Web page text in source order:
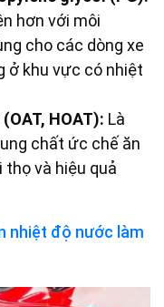
hơn với môi
cho các dòng xe
ở khu vực có nhiệt
HOAT): Là
chất ức chế ăn
và hiệu quả
nhiệt độ nước làm